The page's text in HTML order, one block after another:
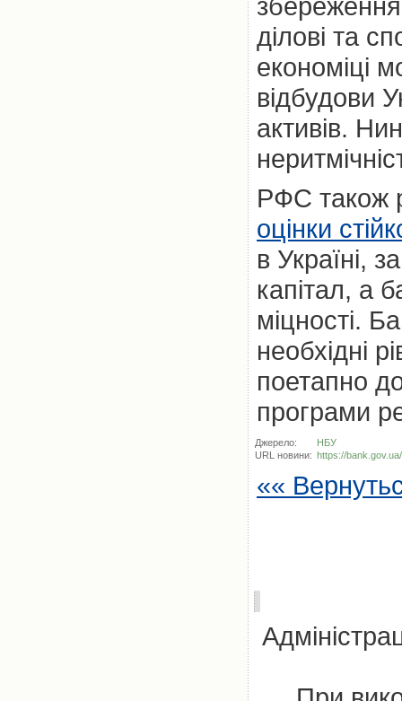
ділові та
економіці
відбудови
активів.
РФС також
оцінки
в Україні,
капітал, а
міцності.
необхідні
поетапно
програми
Джерело:
НБУ
URL новини: https://
««